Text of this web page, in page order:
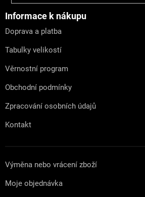
Informace k nákupu
Doprava a platba
Tabulky velikostí
Věrnostní program
Obchodní podmínky
Zpracování osobních údajů
Kontakt
Výměna nebo vrácení zboží
Moje objednávka